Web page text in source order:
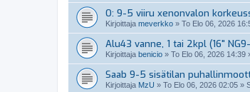
O: 9-5 viiru xenonvalon
Kirjoittaja meverkko » To Elo 06, 2026
Alu43 vanne, 1 tai 2kpl (16"
Kirjoittaja benicio » To Elo 06, 2026 14:39
Saab 9-5 sisätilan
Kirjoittaja MzU » To Elo 06, 2026 02:05 »